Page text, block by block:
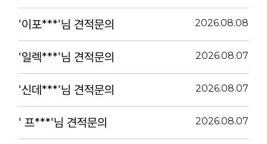
'이포***'님 견적문의 2026.08.08
'일렉***'님 견적문의 2026.08.07
'신데***'님 견적문의 2026.08.07
' 프***'님 견적문의 2026.08.07